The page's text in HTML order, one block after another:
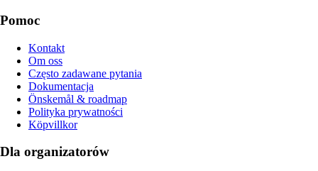
Pomoc
Kontakt
Om oss
Często zadawane pytania
Dokumentacja
Önskemål & roadmap
Polityka prywatności
Köpvillkor
Dla organizatorów